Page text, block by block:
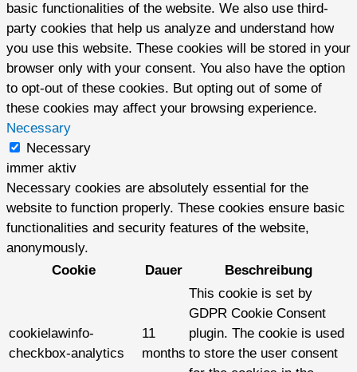
basic functionalities of the website. We also use third-
party cookies that help us analyze and understand how
you use this website. These cookies will be stored in your
browser only with your consent. You also have the option
to opt-out of these cookies. But opting out of some of
these cookies may affect your browsing experience.
Necessary
Necessary
immer aktiv
Necessary cookies are absolutely essential for the
website to function properly. These cookies ensure basic
functionalities and security features of the website,
anonymously.
Cookie
Dauer Beschreibung
cookielawinfo-
checkbox-analytics
11
months
This cookie is set by
GDPR Cookie Consent
plugin. The cookie is used
to store the user consent